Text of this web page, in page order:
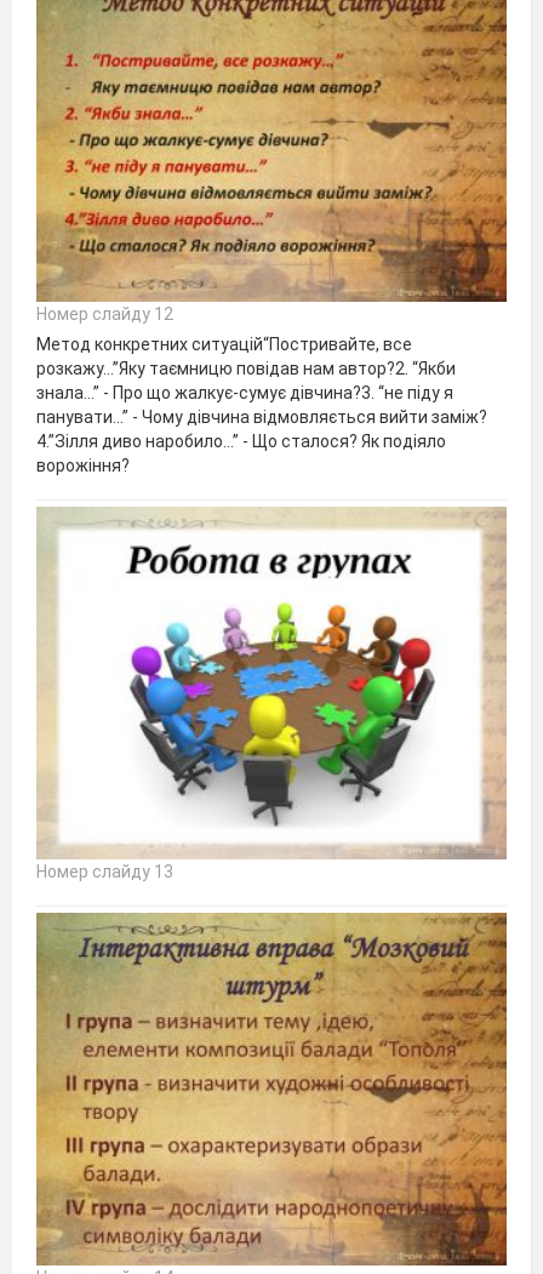
Номер слайду 12
Метод конкретних ситуацій“Постривайте, все
розкажу…”Яку таємницю повідав нам автор?2. “Якби
знала…” - Про що жалкує-сумує дівчина?3. “не піду я
панувати…” - Чому дівчина відмовляється вийти заміж?
4.”Зілля диво наробило…” - Що сталося? Як подіяло
ворожіння?
Номер слайду 13